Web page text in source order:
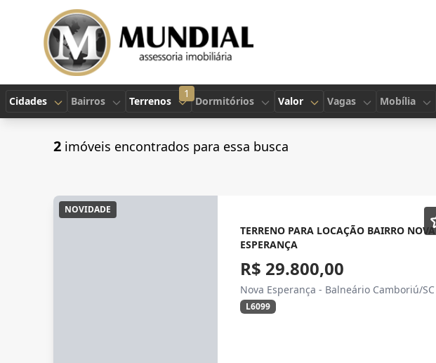
Cidades Bairros
1
Terrenos Dormitórios Valor Vagas Mobília
2 imóveis encontrados para essa busca
NOVIDADE
TERRENO PARA LOCAÇÃO BAIRRO NOVA
ESPERANÇA
R$ 29.800,00
Nova Esperança - Balneário Camboriú/SC
L6099